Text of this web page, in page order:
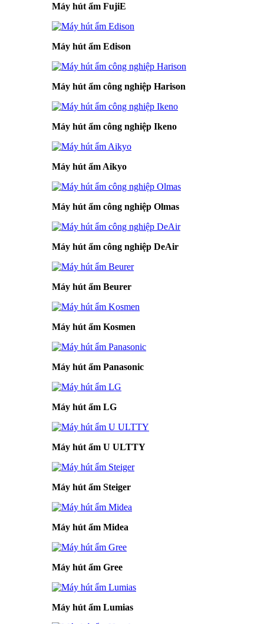
Máy hút ẩm FujiE
Máy hút ẩm Edison
Máy hút ẩm công nghiệp Harison
Máy hút ẩm công nghiệp Ikeno
Máy hút ẩm Aikyo
Máy hút ẩm công nghiệp Olmas
Máy hút ẩm công nghiệp DeAir
Máy hút ẩm Beurer
Máy hút ẩm Kosmen
Máy hút ẩm Panasonic
Máy hút ẩm LG
Máy hút ẩm U ULTTY
Máy hút ẩm Steiger
Máy hút ẩm Midea
Máy hút ẩm Gree
Máy hút ẩm Lumias